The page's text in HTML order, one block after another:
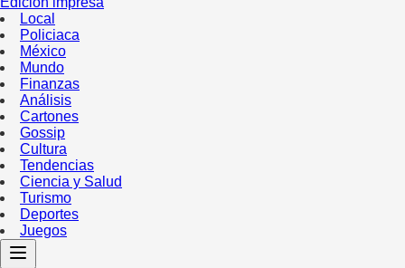
Local
Policiaca
México
Mundo
Finanzas
Análisis
Cartones
Gossip
Cultura
Tendencias
Ciencia y Salud
Turismo
Deportes
Juegos